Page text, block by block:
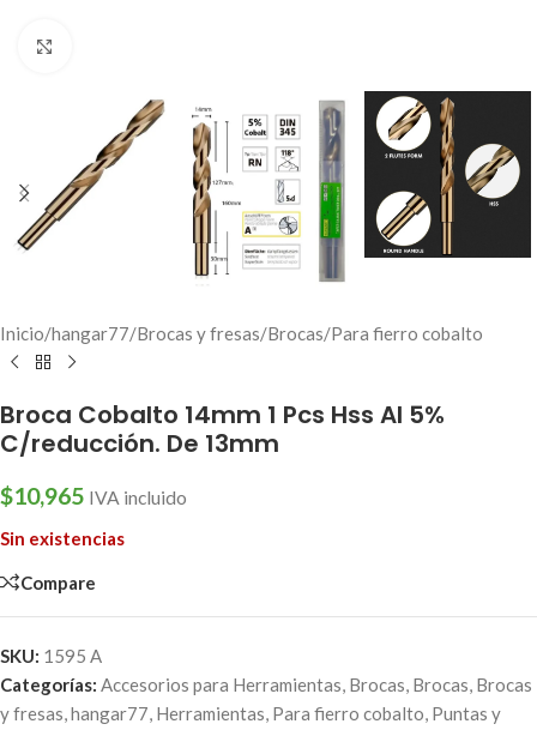
Inicio/hangar77/Brocas y fresas/Brocas/Para fierro cobalto
Broca Cobalto 14mm 1 Pcs Hss Al 5%
C/reducción. De 13mm
$10,965 IVA incluido
Sin existencias
Compare
SKU: 1595 A
Categorías: Accesorios para Herramientas, Brocas, Brocas, Brocas
y fresas,hangar77, Herramientas, Para fierro cobalto, Puntas y